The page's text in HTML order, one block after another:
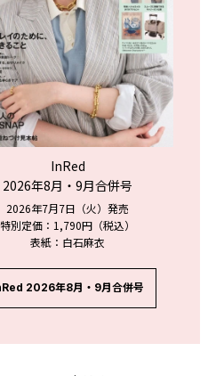
InRed
2026年8月・9月合併号
2026年7月7日（火）発売
特別定価：1,790円（税込）
表紙：白石麻衣
2026年8月・9月合併号